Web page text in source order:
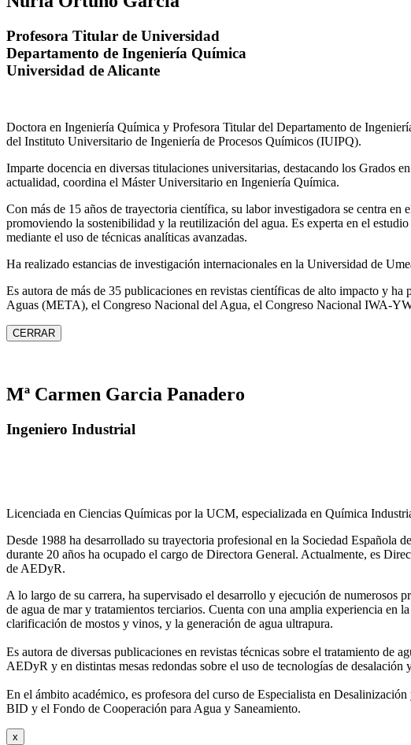
Profesora Titular de Universidad
Departamento de Ingeniería Química
Universidad de Alicante
Doctora en Ingeniería Química y Profesora Titular del Departamento de
del Instituto Universitario de Ingeniería de Procesos Químicos (IUIPQ).
Imparte docencia en diversas titulaciones universitarias, destacando los
actualidad, coordina el Máster Universitario en Ingeniería Química.
Con más de 15 años de trayectoria científica, su labor investigadora se centra
promoviendo la sostenibilidad y la reutilización del agua. Es experta en el
mediante el uso de técnicas analíticas avanzadas.
Ha realizado estancias de investigación internacionales en la Universidad de
Es autora de más de 35 publicaciones en revistas científicas de alto impacto y
Aguas (META), el Congreso Nacional del Agua, el Congreso Nacional
CERRAR
Mª Carmen Garcia Panadero
Ingeniero Industrial
Licenciada en Ciencias Químicas por la UCM, especializada en Química
Desde 1988 ha desarrollado su trayectoria profesional en la Sociedad Española
durante 20 años ha ocupado el cargo de Directora General. Actualmente, es
de AEDyR.
A lo largo de su carrera, ha supervisado el desarrollo y ejecución de numerosos
de agua de mar y tratamientos terciarios. Cuenta con una amplia experiencia en
clarificación de mostos y vinos, y la generación de agua ultrapura.
Es autora de diversas publicaciones en revistas técnicas sobre el tratamiento de
AEDyR y en distintas mesas redondas sobre el uso de tecnologías de desalación
En el ámbito académico, es profesora del curso de Especialista en Desalinización
BID y el Fondo de Cooperación para Agua y Saneamiento.
x